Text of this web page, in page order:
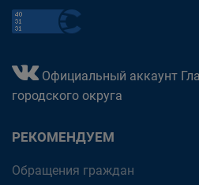
Официальный аккаунт
городского округа
РЕКОМЕНДУЕМ
Обращения граждан